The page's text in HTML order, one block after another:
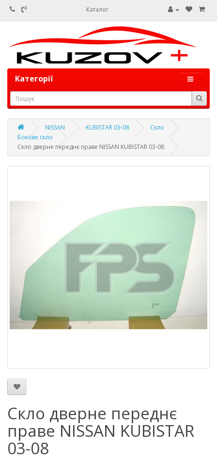
Каталог
Категорії
NISSAN KUBISTAR 03-08
Скло
Бокове скло
Скло дверне переднє праве NISSAN KUBISTAR 03-08
Скло дверне переднє
праве NISSAN KUBISTAR
03-08